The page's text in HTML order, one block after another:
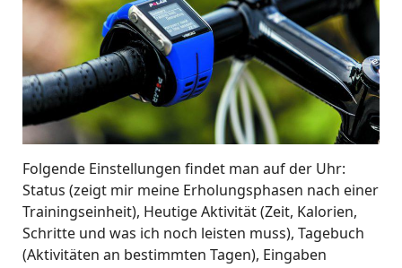
Folgende Einstellungen findet man auf der Uhr:
Status (zeigt mir meine Erholungsphasen nach einer
Trainingseinheit), Heutige Aktivität (Zeit, Kalorien,
Schritte und was ich noch leisten muss), Tagebuch
(Aktivitäten an bestimmten Tagen), Eingaben